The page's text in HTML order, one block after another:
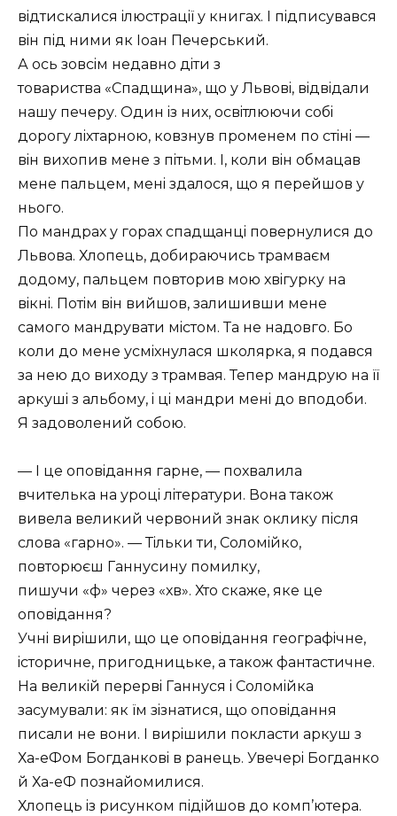
вiдтискалися iлюстрацiï у книгах. I пiдписувався
вiн пiд ними як Iоан Печерський.
А ось зовсiм недавно дiти з
товариства
Спадщина , що у Львовi, вiдвiдали
нашу печеру. Один iз них, освiтлюючи собi
дорогу лiхтарною, ковзнув променем по стiнi —
вiн вихопив мене з пiтьми. I, коли вiн обмацав
мене пальцем, менi здалося, що я перейшов у
нього.
По мандрах у горах спадщанцi повернулися до
Львова. Хлопець, добираючись трамваєм
додому, пальцем повторив мою хвiгурку на
вiкнi. Потiм вiн вийшов, залишивши мене
самого мандрувати мiстом. Та не надовго. Бо
коли до мене усмiхнулася школярка, я подався
за нею до виходу з трамвая. Тепер мандрую на ïï
аркушi з альбому, i цi мандри менi до вподоби.
Я задоволений собою.
— I це оповiдання гарне, — похвалила
вчителька на уроцi лiтератури. Вона також
вивела великий червоний знак оклику пiсля
слова
гарно . — Тiльки ти, Соломiйко,
повторюєш Ганнусину помилку,
пишучи
ф через хв . Хто скаже, яке це
оповiдання?
Учнi вирiшили, що це оповiдання географiчне,
iсторичне, пригодницьке, а також фантастичне.
На великiй перервi Ганнуся i Соломiйка
засумували: як ïм зiзнатися, що оповiдання
писали не вони. I вирiшили покласти аркуш з
Ха-еФом Богданковi в ранець. Увечерi Богданко
й Ха-еФ познайомилися.
Хлопець iз рисунком пiдiйшов до комп’ютера.